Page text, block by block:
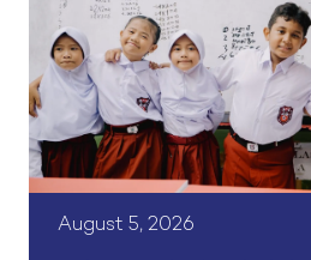
August 5, 2026